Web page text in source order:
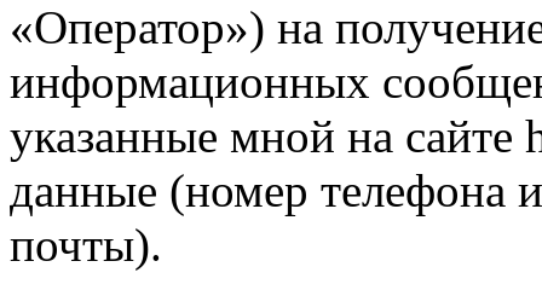
«Оператор») на
информационных
указанные мной на сайте
данные (номер телефона
почты).